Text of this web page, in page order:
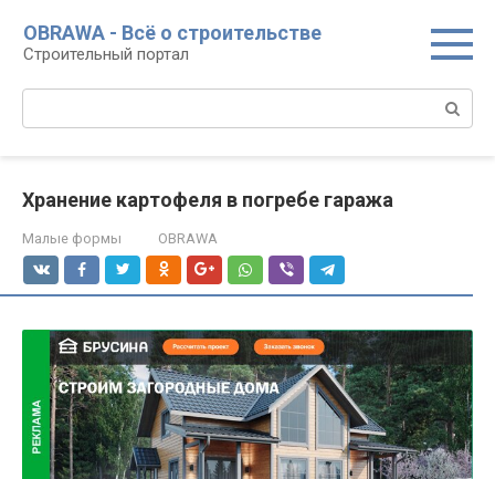
контенту
OBRAWA - Всё о строительстве
Строительный портал
Хранение картофеля в погребе гаража
Малые формы OBRAWA